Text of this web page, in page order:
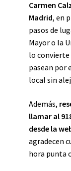
Carmen
Madrid, en
pasos de
Mayor o la
lo convierte
pasean por
local sin
Además,
llamar al
desde la
agradecen
hora punta